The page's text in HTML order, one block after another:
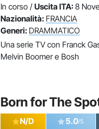
In corso / Uscita ITA: 8
Nazionalità: FRANCIA
Generi: DRAMMATICO
Una serie TV con Franck
Melvin Boomer e Bosh
Born for The
N/D 5.0/5